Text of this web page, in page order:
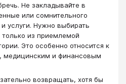
Не закладывайте в
или сомнительного
услуги. Нужно выбирать
из приемлемой
Это особенно относится к
медицинским и финансовым
возвращать, хотя бы